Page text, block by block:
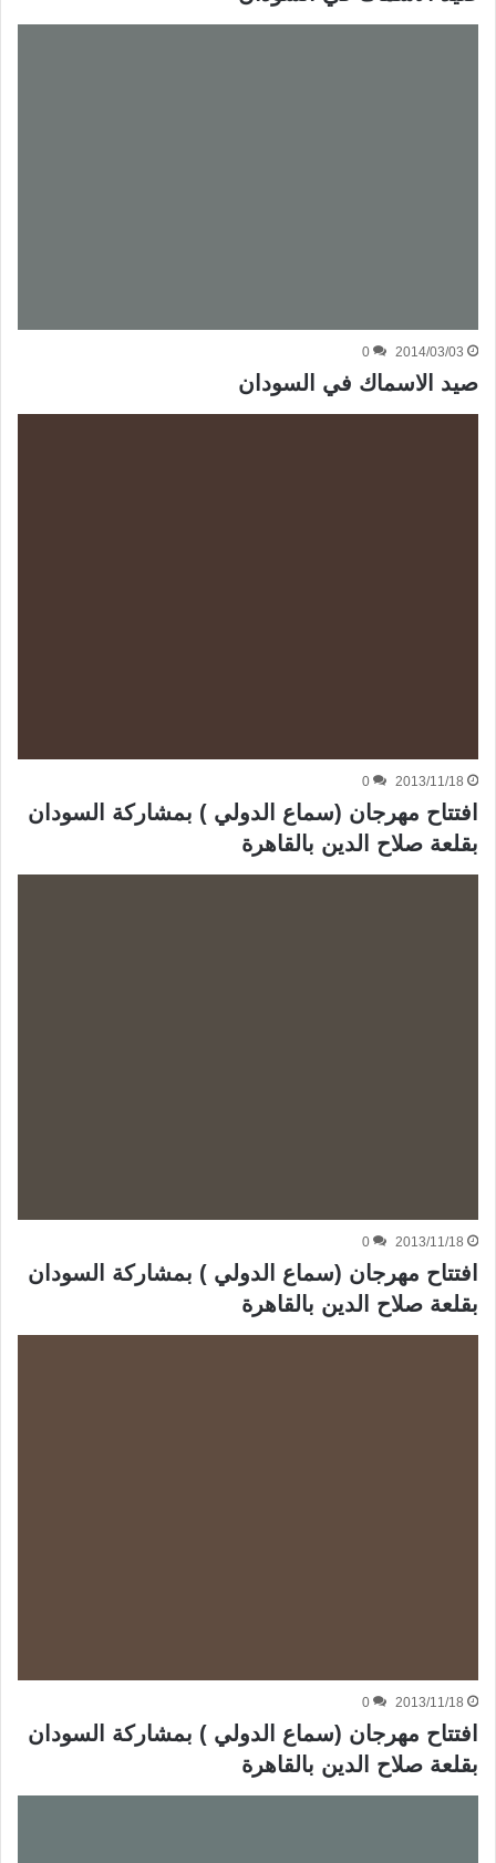
2014/03/03
0
صيد الاسماك في السودان
2013/11/18
0
افتتاح مهرجان (سماع الدولي ) بمشاركة السودان
بقلعة صلاح الدين بالقاهرة
2013/11/18
0
افتتاح مهرجان (سماع الدولي ) بمشاركة السودان
بقلعة صلاح الدين بالقاهرة
2013/11/18
0
افتتاح مهرجان (سماع الدولي ) بمشاركة السودان
بقلعة صلاح الدين بالقاهرة